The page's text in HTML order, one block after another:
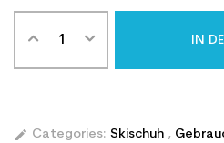
IN
edit Categories: Skischuh ,